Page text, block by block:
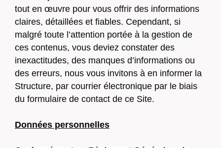
tout en œuvre pour vous offrir des informations
claires, détaillées et fiables. Cependant, si
malgré toute l’attention portée à la gestion de
ces contenus, vous deviez constater des
inexactitudes, des manques d’informations ou
des erreurs, nous vous invitons à en informer la
Structure, par courrier électronique par le biais
du formulaire de contact de ce Site.
Données personnelles